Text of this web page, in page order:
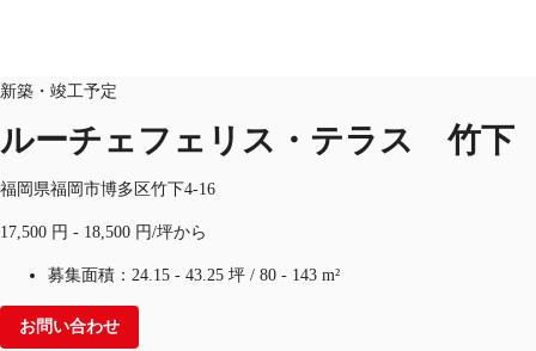
地図検索
記事
お電話 お問合せ
新築・竣工予定
ルーチェフェリス・テラス 竹下
福岡県福岡市博多区竹下4-16
17,500 円 - 18,500 円/坪から
募集面積： 24.15 - 43.25 坪 / 80 - 143 m²
お問い合わせ